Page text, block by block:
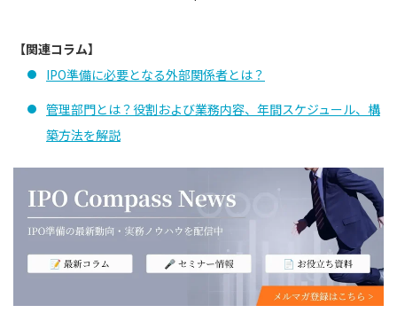
【関連コラム】
IPO準備に必要となる外部関係者とは？
管理部門とは？役割および業務内容、年間スケジュール、構
築方法を解説